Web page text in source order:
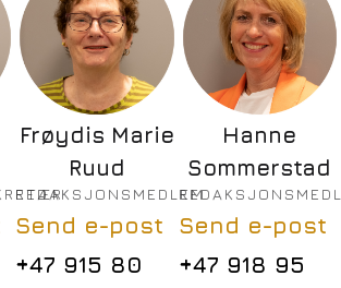
Frøydis Marie
Ruud
REDAKSJONSMEDLEM
Send e-post
+47 915 80
Hanne
Sommerstad
Send e-post
+47 918 95